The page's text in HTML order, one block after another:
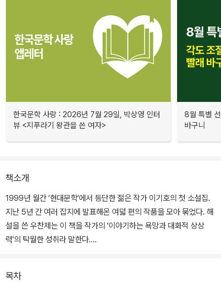
한국문학 사랑 : 2026년 7월 29일, 박상영 인터
뷰 <지푸라기 왕관을 쓴 여자>
8월 특별
바구니
책소개
1999년 월간 '현대문학'에서 등단한 젊은 작가 이기호의 첫 소설집.
지난 5년 간 여러 잡지에 발표해온 여덟 편의 작품을 모아 묶었다. 해
설을 쓴 우찬제는 이 책을 작가의 '이야기하는 욕망과 대화적 상상
력'의 탁월한 성취라 말한다.
저 고백은'), 생활에 찌든 무능한 가장('최순덕 성령충만기'), 자기 이
목차